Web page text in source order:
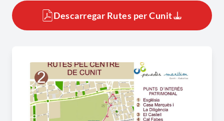
de la ruta de les diligències de Barcelona a
Tarragona. Baixem pel C/ Joan XXIII per a trobar
transformat i no guarda cap record del seu passat
medieval. A l’altre part de la riera hi ha“Cal
Fabes”,casa de pagès, típica de poble, que encara
conserva l’hort al darrera de la casa. Continuem
pel C/ de l’Estació on, a mà esquerra, ens queda
Descarregar Rutes per Cunit